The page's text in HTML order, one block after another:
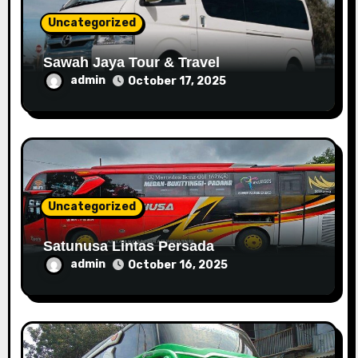
n
Uncategorized
Sawah Jaya Tour & Travel
admin October 17, 2025
Uncategorized
Satunusa Lintas Persada
admin October 16, 2025